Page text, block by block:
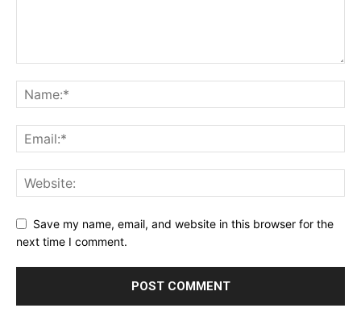
Save my name, email, and website in this browser for the
next time I comment.